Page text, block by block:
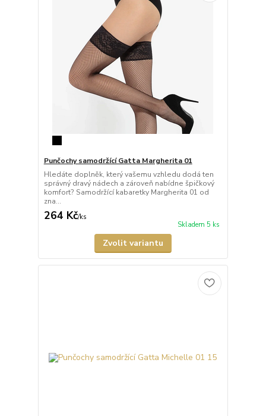
Punčochy samodržící Gatta Margherita 01
Hledáte doplněk, který vašemu vzhledu dodá ten
správný dravý nádech a zároveň nabídne špičkový
komfort? Samodržící kabaretky Margherita 01 od
zna...
264 Kč/ks
Skladem 5 ks
Zvolit variantu